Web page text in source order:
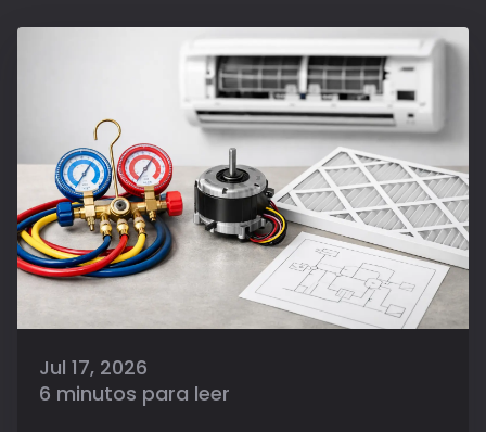
Jul 17, 2026
6 minutos para leer